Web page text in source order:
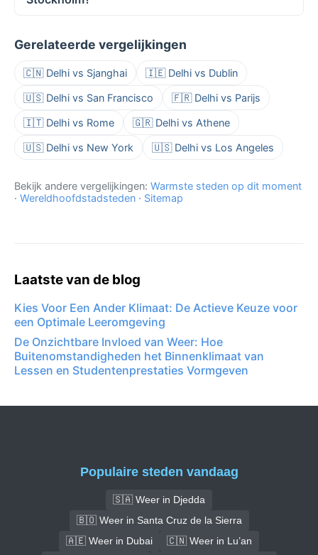
Gerelateerde vergelijkingen
🇨🇳 Delhi vs Sjanghai 🇮🇪 Delhi vs Dublin
🇺🇸 Delhi vs San Francisco 🇫🇷 Delhi vs Parijs
🇮🇹 Delhi vs Rome 🇬🇷 Delhi vs Athene
🇺🇸 Delhi vs New York 🇺🇸 Delhi vs Los Angeles
Bekijk andere vergelijkingen: Warmste steden op dit moment
· Wereldhoofdstadsteden · Sitemap
Laatste van de blog
Kies Voor Een Ander Klimaat: De Actieve Keuze voor
een Optimale Leeromgeving
De Onzichtbare Invloed van Weer: Hoe
Buitenomstandigheden het Binnenklimaat van
Lessen en Studentenprestaties Vormgeven
Populaire steden vandaag
🇸🇦 Weer in Djedda
🇧🇴 Weer in Santa Cruz de la Sierra
🇦🇪 Weer in Dubai
🇨🇳 Weer in Lu’an